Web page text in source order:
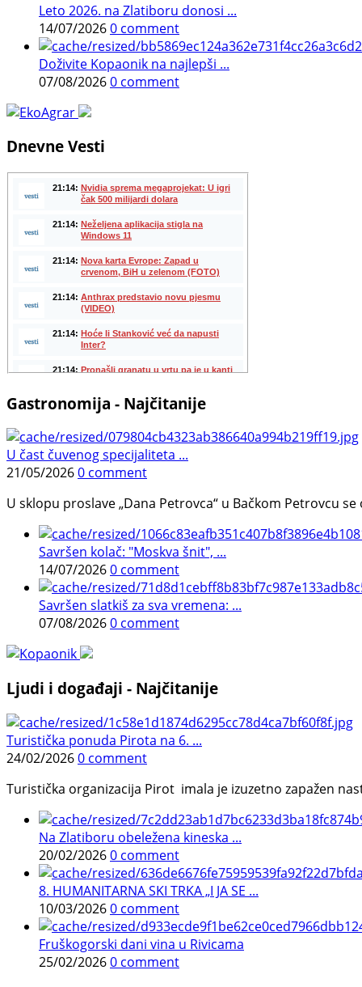
Leto 2026. na Zlatiboru donosi ...
14/07/20260 comment
Doživite Kopaonik na najlepši ...
07/08/20260 comment
Dnevne Vesti
Gastronomija - Najčitanije
U čast čuvenog specijaliteta ...
21/05/20260 comment
U sklopu proslave „Dana Petrovca“ u Bačkom Petrovcu
Savršen kolač: "Moskva šnit", ...
14/07/20260 comment
Savršen slatkiš za sva vremena: ...
07/08/20260 comment
Ljudi i događaji - Najčitanije
Turistička ponuda Pirota na 6. ...
24/02/20260 comment
Turistička organizacija Pirot imala je izuzetno zapažen
Na Zlatiboru obeležena kineska ...
20/02/20260 comment
8. HUMANITARNA SKI TRKA „I JA SE ...
10/03/20260 comment
Fruškogorski dani vina u Rivicama
25/02/20260 comment